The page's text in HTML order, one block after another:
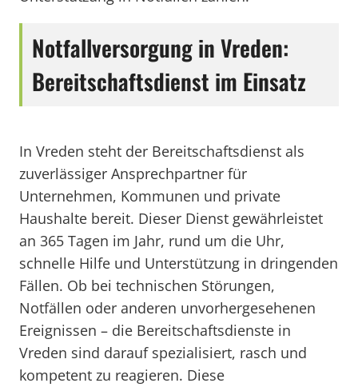
Notfallversorgung in Vreden:
Bereitschaftsdienst im Einsatz
In Vreden steht der Bereitschaftsdienst als
zuverlässiger Ansprechpartner für
Unternehmen, Kommunen und private
Haushalte bereit. Dieser Dienst gewährleistet
an 365 Tagen im Jahr, rund um die Uhr,
schnelle Hilfe und Unterstützung in dringenden
Fällen. Ob bei technischen Störungen,
Notfällen oder anderen unvorhergesehenen
Ereignissen – die Bereitschaftsdienste in
Vreden sind darauf spezialisiert, rasch und
kompetent zu reagieren. Diese